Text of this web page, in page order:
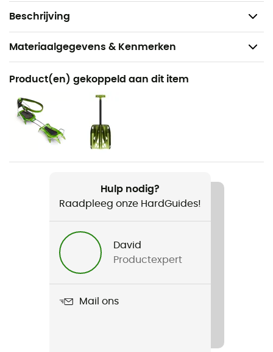
Beschrijving
Gewicht: 16 g.
Materiaalgegevens & Kenmerken
Aanbevolen voor
Ijsklimmen / Tourskiën / Bergbeklimmen / Dry tooling /
Technisch alpinisme
Gewicht
Product(en) gekoppeld aan dit item
Hulp nodig?
Raadpleeg onze HardGuides!
David
Productexpert
Mail ons